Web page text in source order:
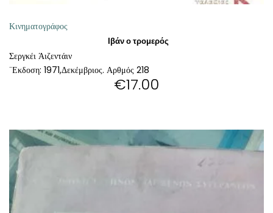
Κινηματογράφος
Ιβάν ο τρομερός
Σεργκέι Άιζεντάιν
¨Εκδοση: 1971,Δεκέμβριος. Αρθμός 218
€17.00